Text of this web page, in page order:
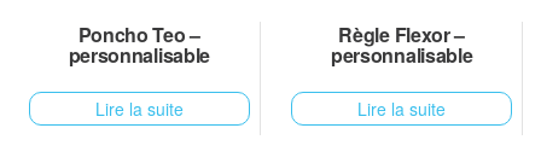
Poncho Teo –
personnalisable
Lire la suite
Règle Flexor –
personnalisable
Lire la suite